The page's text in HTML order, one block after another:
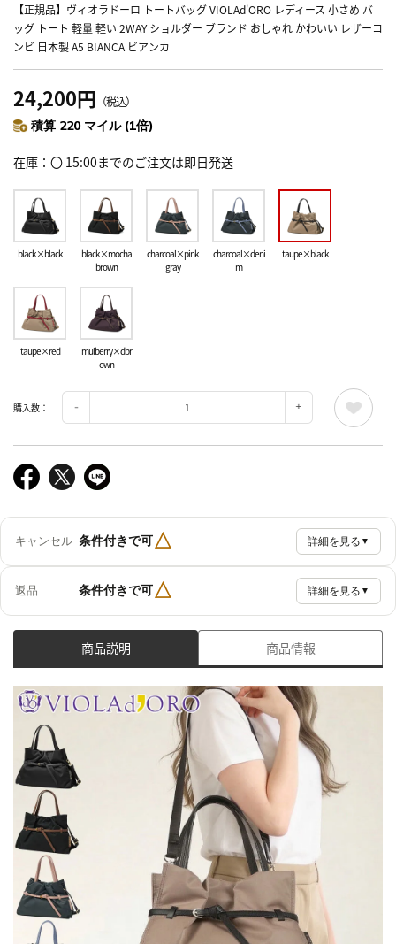
【正規品】ヴィオラドーロ トートバッグ VIOLAd'ORO レディース 小さめ バ
ッグ トート 軽量 軽い 2WAY ショルダー ブランド おしゃれ かわいい レザーコ
ンビ 日本製 A5 BIANCA ビアンカ
24,200円 （税込）
積算 220 マイル (1倍)
在庫 〇 15:00までのご注文は即日発送
black×black
black×mocha
brown
charcoal×pink
gray
charcoal×deni
m
taupe×black
taupe×red
mulberry×dbr
own
購入数：
キャンセル 条件付きで可△ 詳細を見る ▼
返品 条件付きで可△ 詳細を見る ▼
商品説明 商品情報